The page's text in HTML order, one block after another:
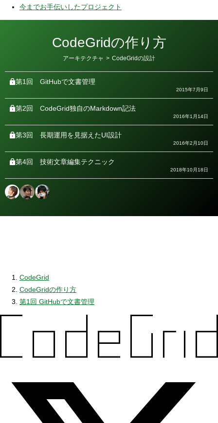
今までお手伝いしたプロジェクト
CodeGridの作り方
カ
ゴ
リ
ー
アーキテクチャ > CodeGridの設計
第1回 GitHubで文書管理
2015年7月9日
第2回 CodeGrid独自のMarkdown記法
2016年1月14日
第3回 長期運用を見据えたUI設計
2016年2月10日
第4回 技術文章編集テクニック
2018年10月18日
CodeGrid
CodeGridの作り方
第1回 GitHubで文書管理